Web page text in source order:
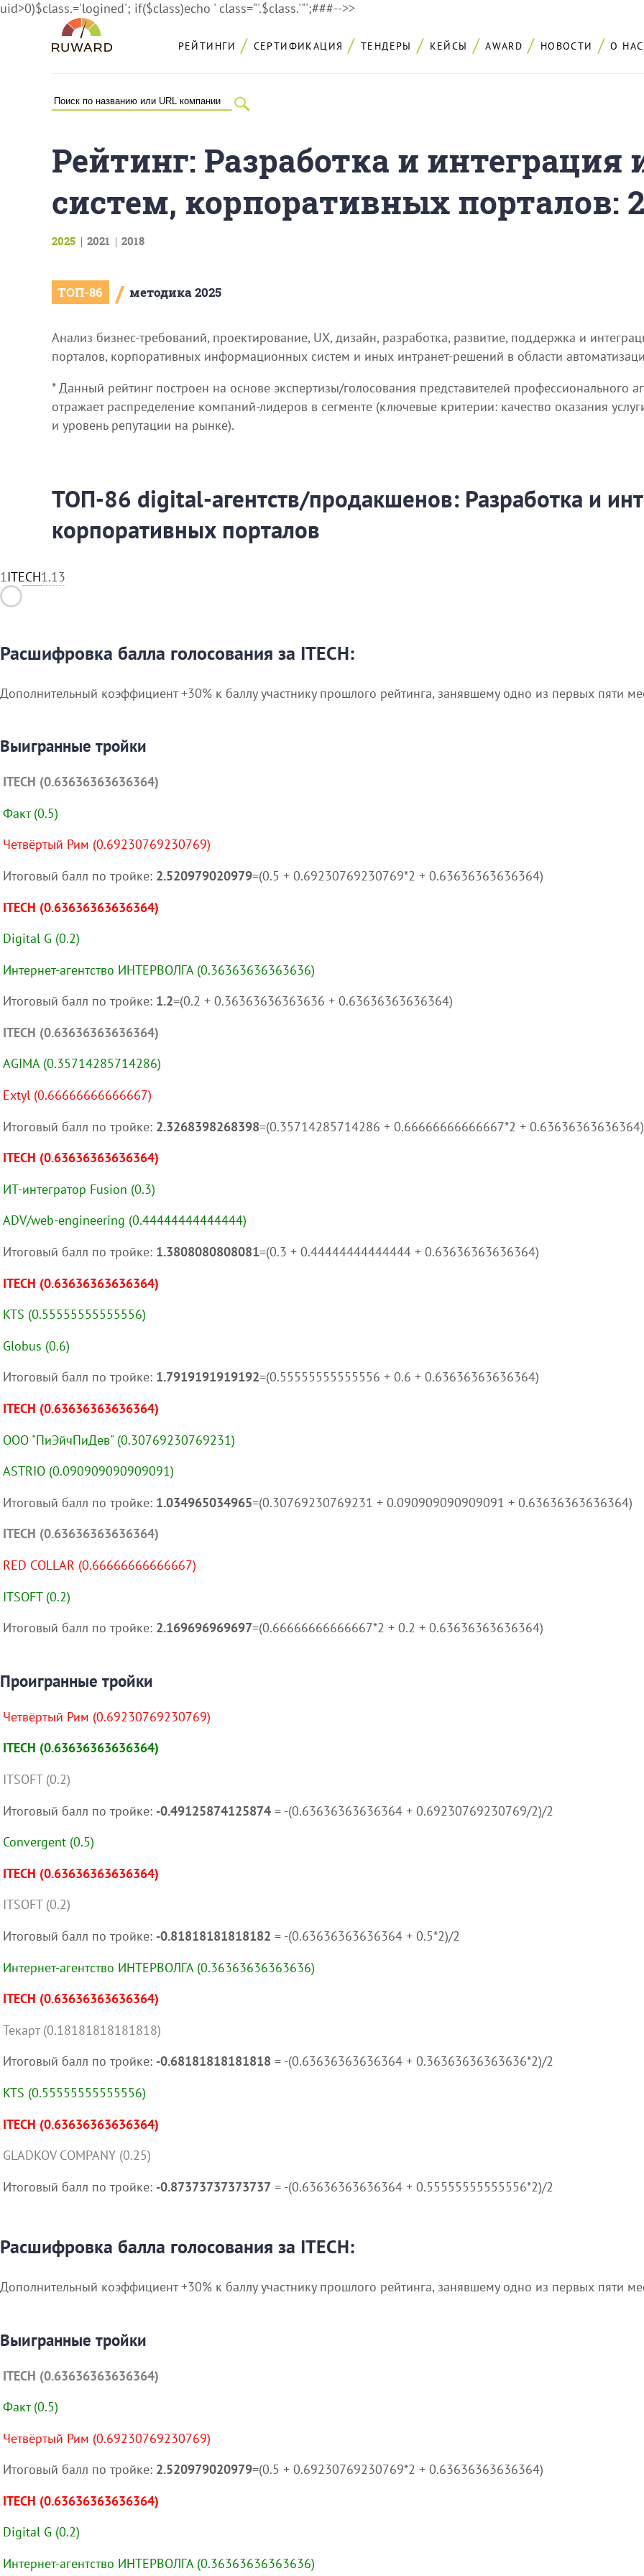
uid>0)$class.='logined'; if($class)echo ' class="'.$class.'"';###-->>
РЕЙТИНГИ СЕРТИФИКАЦИЯ ТЕНДЕРЫ КЕЙСЫ AWARD НОВОСТИ О НАС
Рейтинг: Разработка и интеграция
систем, корпоративных порталов:
2025 2021 2018
ТОП-86 / методика 2025
Анализ бизнес-требований, проектирование, UX, дизайн, разработка, развитие, поддержка и
порталов, корпоративных информационных систем и иных интранет-решений в области
* Данный рейтинг построен на основе экспертизы/голосования представителей профессионального
отражает распределение компаний-лидеров в сегменте (ключевые критерии: качество оказания
и уровень репутации на рынке).
ТОП-86 digital-агентств/продакшенов: Разработка и
корпоративных порталов
1ITECH1.13
Расшифровка балла голосования за ITECH:
Дополнительный коэффициент +30% к баллу участнику прошлого рейтинга, занявшему одно из первых пяти
Выигранные тройки
ITECH (0.63636363636364)
Факт (0.5)
Четвёртый Рим (0.69230769230769)
Итоговый балл по тройке: 2.520979020979=(0.5 + 0.69230769230769*2 + 0.63636363636364)
ITECH (0.63636363636364)
Digital G (0.2)
Интернет-агентство ИНТЕРВОЛГА (0.36363636363636)
Итоговый балл по тройке: 1.2=(0.2 + 0.36363636363636 + 0.63636363636364)
ITECH (0.63636363636364)
AGIMA (0.35714285714286)
Extyl (0.66666666666667)
Итоговый балл по тройке: 2.3268398268398=(0.35714285714286 + 0.66666666666667*2 + 0.63636363636364)
ITECH (0.63636363636364)
ИТ-интегратор Fusion (0.3)
ADV/web-engineering (0.44444444444444)
Итоговый балл по тройке: 1.3808080808081=(0.3 + 0.44444444444444 + 0.63636363636364)
ITECH (0.63636363636364)
KTS (0.55555555555556)
Globus (0.6)
Итоговый балл по тройке: 1.7919191919192=(0.55555555555556 + 0.6 + 0.63636363636364)
ITECH (0.63636363636364)
ООО "ПиЭйчПиДев" (0.30769230769231)
ASTRIO (0.090909090909091)
Итоговый балл по тройке: 1.034965034965=(0.30769230769231 + 0.090909090909091 + 0.63636363636364)
ITECH (0.63636363636364)
RED COLLAR (0.66666666666667)
ITSOFT (0.2)
Итоговый балл по тройке: 2.169696969697=(0.66666666666667*2 + 0.2 + 0.63636363636364)
Проигранные тройки
Четвёртый Рим (0.69230769230769)
ITECH (0.63636363636364)
ITSOFT (0.2)
Итоговый балл по тройке: -0.49125874125874 = -(0.63636363636364 + 0.69230769230769/2)/2
Convergent (0.5)
ITECH (0.63636363636364)
ITSOFT (0.2)
Итоговый балл по тройке: -0.81818181818182 = -(0.63636363636364 + 0.5*2)/2
Интернет-агентство ИНТЕРВОЛГА (0.36363636363636)
ITECH (0.63636363636364)
Текарт (0.18181818181818)
Итоговый балл по тройке: -0.68181818181818 = -(0.63636363636364 + 0.36363636363636*2)/2
KTS (0.55555555555556)
ITECH (0.63636363636364)
GLADKOV COMPANY (0.25)
Итоговый балл по тройке: -0.87373737373737 = -(0.63636363636364 + 0.55555555555556*2)/2
Расшифровка балла голосования за ITECH:
Дополнительный коэффициент +30% к баллу участнику прошлого рейтинга, занявшему одно из первых пяти
Выигранные тройки
ITECH (0.63636363636364)
Факт (0.5)
Четвёртый Рим (0.69230769230769)
Итоговый балл по тройке: 2.520979020979=(0.5 + 0.69230769230769*2 + 0.63636363636364)
ITECH (0.63636363636364)
Digital G (0.2)
Интернет-агентство ИНТЕРВОЛГА (0.36363636363636)